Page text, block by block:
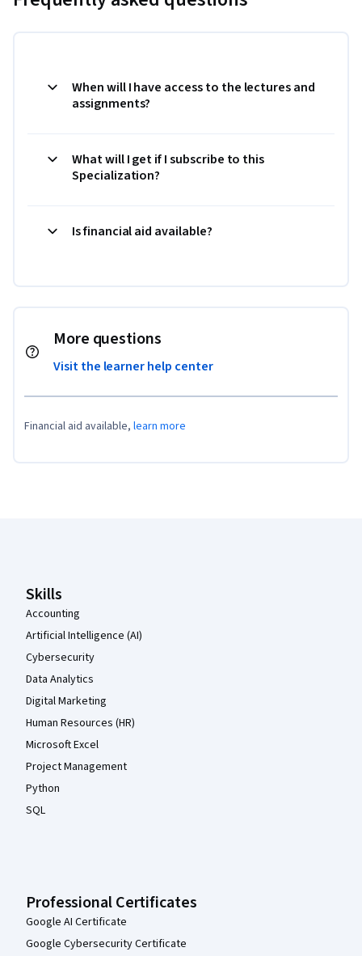
When will I have access to the lectures and
assignments?
What will I get if I subscribe to this
Specialization?
Is financial aid available?
More questions
Visit the learner help center
Financial aid available, learn more
Skills
Accounting
Artificial Intelligence (AI)
Cybersecurity
Data Analytics
Digital Marketing
Human Resources (HR)
Microsoft Excel
Project Management
Python
SQL
Professional Certificates
Google AI Certificate
Google Cybersecurity Certificate